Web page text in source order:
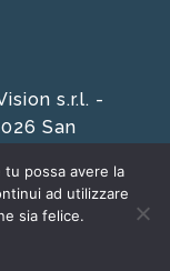
s.r.l. -
San
Studio
possa avere la
ad utilizzare
sia felice.